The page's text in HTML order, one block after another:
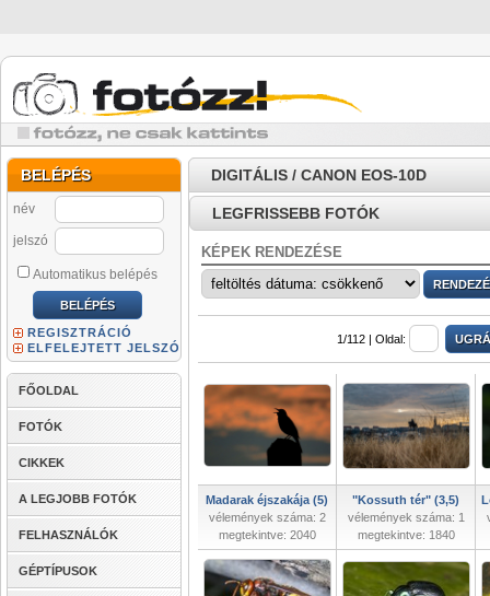
BELÉPÉS
név
jelszó
Automatikus belépés
REGISZTRÁCIÓ
ELFELEJTETT JELSZÓ
FŐOLDAL
FOTÓK
CIKKEK
A LEGJOBB FOTÓK
FELHASZNÁLÓK
GÉPTÍPUSOK
DIGITÁLIS / CANON EOS-10D
LEGFRISSEBB FOTÓK
KÉPEK RENDEZÉSE
1/112 | Oldal:
Madarak éjszakája (5)
vélemények száma: 2
megtekintve: 2040
"Kossuth tér" (3,5)
vélemények száma: 1
megtekintve: 1840